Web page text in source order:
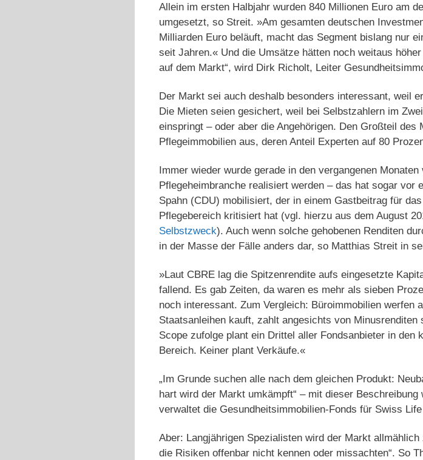
Allein im ersten Halbjahr wurden 840 Millionen Euro am
umgesetzt, so Streit. »Am gesamten deutschen
Milliarden Euro beläuft, macht das Segment bislang nur
seit Jahren.« Und die Umsätze hätten noch weitaus
auf dem Markt“, wird Dirk Richolt, Leiter
Der Markt sei auch deshalb besonders interessant, weil
Die Mieten seien gesichert, weil bei Selbstzahlern im
einspringt – oder aber die Angehörigen. Den Großteil des
Pflegeimmobilien aus, deren Anteil Experten auf 80
Immer wieder wurde gerade in den vergangenen
Pflegeheimbranche realisiert werden – das hat sogar vor
Spahn (CDU) mobilisiert, der in einem Gastbeitrag für
Pflegebereich kritisiert hat (vgl. hierzu aus dem August
Selbstzweck). Auch wenn solche gehobenen Renditen
in der Masse der Fälle anders dar, so Matthias Streit in
»Laut CBRE lag die Spitzenrendite aufs eingesetzte
fallend. Es gab Zeiten, da waren es mehr als sieben
noch interessant. Zum Vergleich: Büroimmobilien werfen
Staatsanleihen kauft, zahlt angesichts von
Scope zufolge plant ein Drittel aller Fondsanbieter in den
Bereich. Keiner plant Verkäufe.«
„Im Grunde suchen alle nach dem gleichen Produkt:
hart wird der Markt umkämpft“ – mit dieser
verwaltet die Gesundheitsimmobilien-Fonds für Swiss
Aber: Langjährigen Spezialisten wird der Markt
die Risiken offenbar nicht kennen oder missachten“. So